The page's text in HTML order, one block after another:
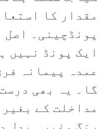
مقدار کا
پونڈچینی۔
ایک پونڈ نہیں
عمدہ پیمانہ
گا۔ یہ بھی
مداخلت کے